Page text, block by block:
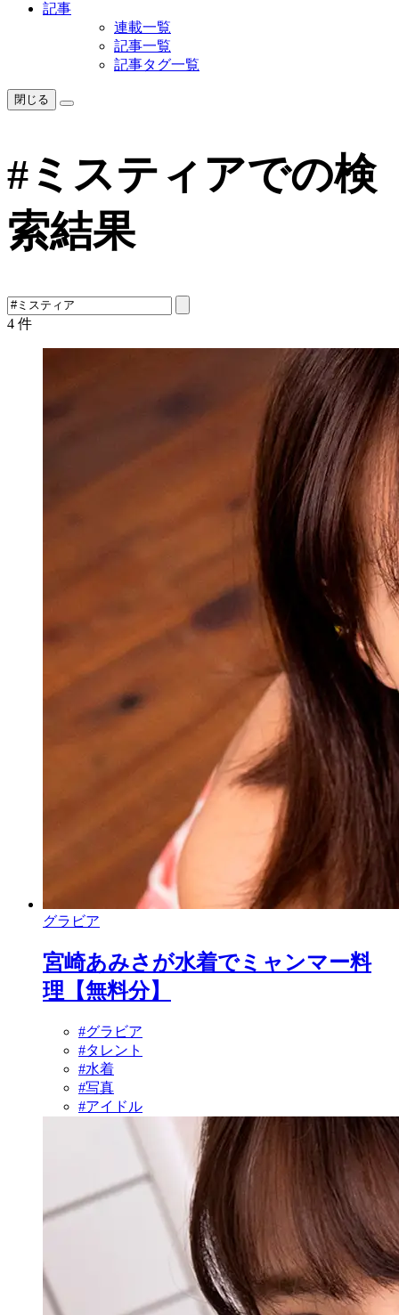
記事
連載一覧
記事一覧
記事タグ一覧
閉じる
#ミスティアでの検
索結果
4 件
グラビア
宮崎あみさが水着でミャンマー料
理【無料分】
#グラビア
#タレント
#水着
#写真
#アイドル